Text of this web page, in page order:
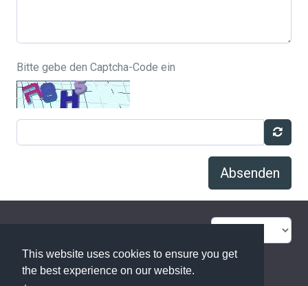
This website uses cookies to ensure you get
the best experience on our website.
Bitte gebe den Captcha-Code ein
Absenden
Glossar Kontakt